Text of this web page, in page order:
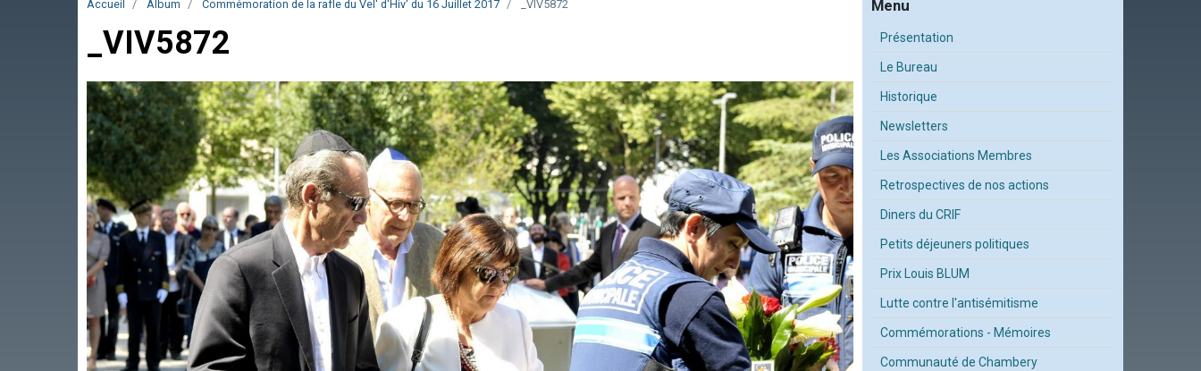
Accueil Album Commémoration de la rafle du Vel' d'Hiv' du 16 Juillet 2017 _VIV5872
_VIV5872
Menu
Présentation
Le Bureau
Historique
Newsletters
Les Associations Membres
Retrospectives de nos actions
Diners du CRIF
Petits déjeuners politiques
Prix Louis BLUM
Lutte contre l'antisémitisme
Commémorations - Mémoires
Communauté de Chambery